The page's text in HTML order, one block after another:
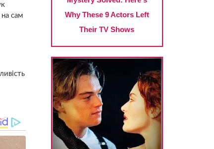
сам